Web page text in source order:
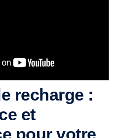
recharge :
et
pour votre